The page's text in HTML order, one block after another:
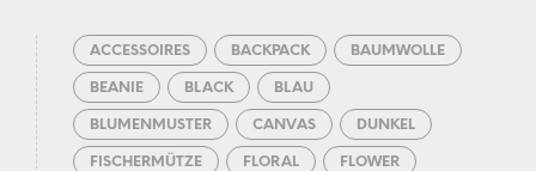
ACCESSOIRES BACKPACK BAUMWOLLE
BEANIE BLACK BLAU
BLUMENMUSTER CANVAS DUNKEL
FISCHERMÜTZE FLORAL FLOWER